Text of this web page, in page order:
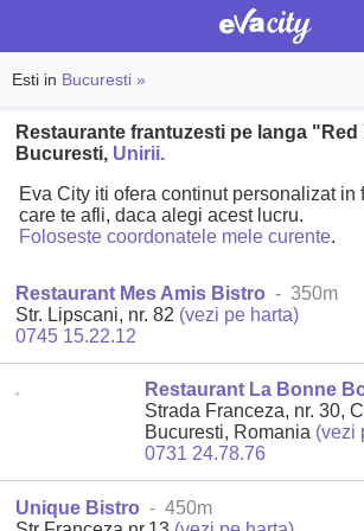
Esti in Bucuresti »
Restaurante frantuzesti pe langa
Bucuresti, Unirii.
Eva City iti ofera continut personalizat in
care te afli, daca alegi acest lucru.
Foloseste coordonatele mele curente.
Restaurant Mes Amis Bistro - 350m
Str. Lipscani, nr. 82 (vezi pe harta)
0745 15.22.12
Restaurant La Bonne
Strada Franceza, nr. 30,
Bucuresti, Romania (vezi
0731 24.78.76
Unique Bistro - 450m